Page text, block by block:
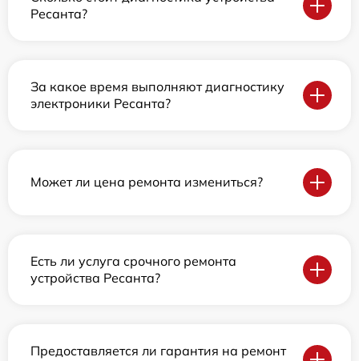
Ресанта?
За какое время выполняют диагностику
электроники Ресанта?
Может ли цена ремонта измениться?
Есть ли услуга срочного ремонта
устройства Ресанта?
Предоставляется ли гарантия на ремонт